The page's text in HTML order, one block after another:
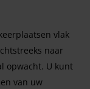
vlak
naar
opwacht. U kunt
van uw